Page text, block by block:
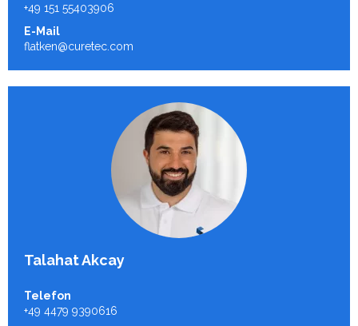
+49 151 55403906
E-Mail
flatken@curetec.com
Talahat Akcay
Telefon
+49 4479 9390616